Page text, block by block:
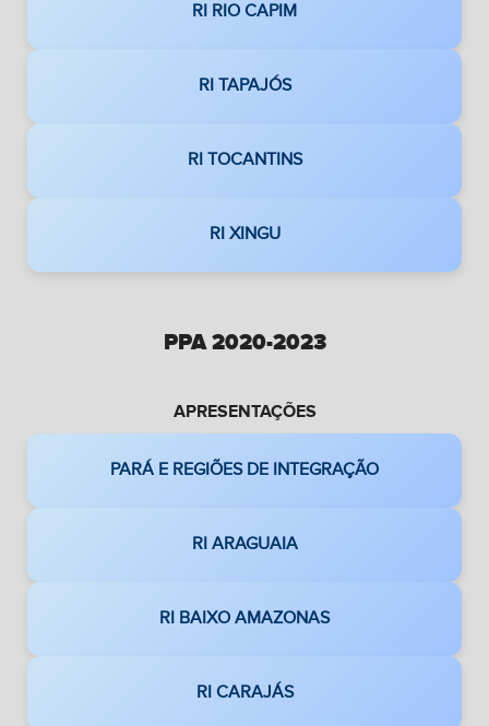
RI RIO CAPIM
RI TAPAJÓS
RI TOCANTINS
RI XINGU
PPA 2020-2023
APRESENTAÇÕES
PARÁ E REGIÕES DE INTEGRAÇÃO
RI ARAGUAIA
RI BAIXO AMAZONAS
RI CARAJÁS